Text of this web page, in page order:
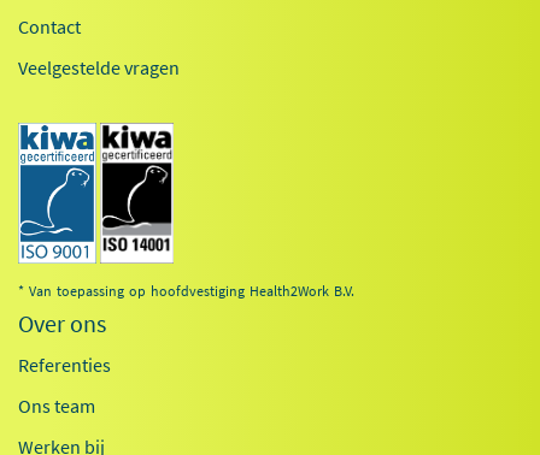
Contact
Veelgestelde vragen
* Van toepassing op hoofdvestiging Health2Work B.V.
Over ons
Referenties
Ons team
Werken bij